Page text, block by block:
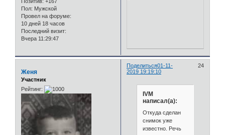
Пол: Мужской
Провел на форуме:
10 дней 18 часов
Последний визит:
Вчера 11:29:47
Поделиться 24
01-11-
2019 19:19:10
Женя
Участник
Рейтинг:
IVM
написал(а):
Откуда сделан
снимок уже
известно. Речь